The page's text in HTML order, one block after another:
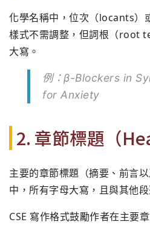
化學名稱中，位次（locants）
樣式不需調整，但詞根（root
大寫。
例：β-Blockers in
for Anxiety
2. 章節標題（
主要的章節標題（摘要、前言
中，所有字母大寫，且與其他
CSE 寫作格式鼓勵作者在主要